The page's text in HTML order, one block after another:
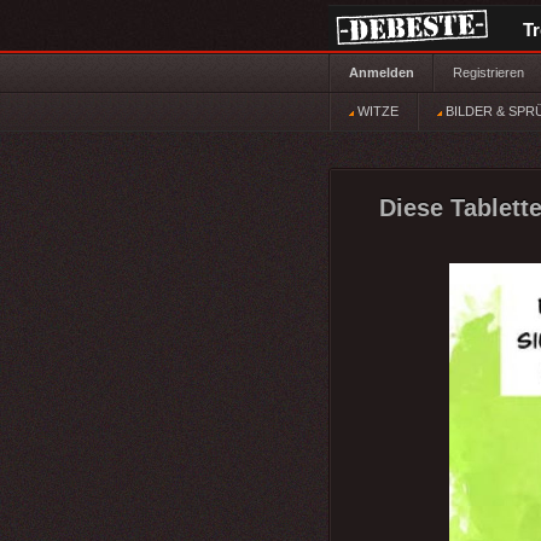
Anmelden Registrieren
WITZE BILDER &
Diese